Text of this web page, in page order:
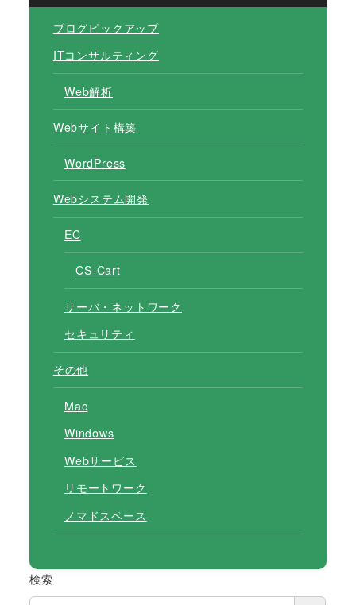
ブログピックアップ
ITコンサルティング
Web解析
Webサイト構築
WordPress
Webシステム開発
EC
CS-Cart
サーバ・ネットワーク
セキュリティ
その他
Mac
Windows
Webサービス
リモートワーク
ノマドスペース
検索